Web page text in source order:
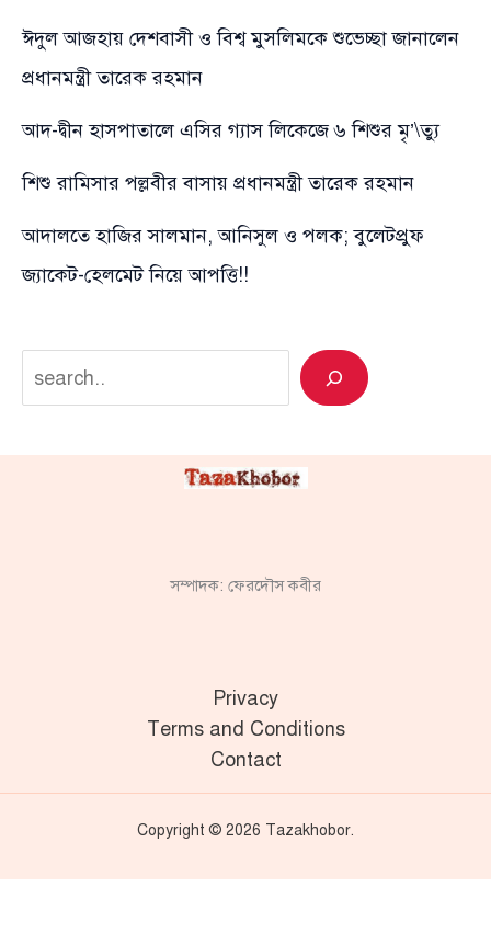
ঈদুল আজহায় দেশবাসী ও বিশ্ব মুসলিমকে শুভেচ্ছা জানালেন
প্রধানমন্ত্রী তারেক রহমান
আদ-দ্বীন হাসপাতালে এসির গ্যাস লিকেজে ৬ শিশুর মৃ’\ত্যু
শিশু রামিসার পল্লবীর বাসায় প্রধানমন্ত্রী তারেক রহমান
আদালতে হাজির সালমান, আনিসুল ও পলক; বুলেটপ্রুফ
জ্যাকেট-হেলমেট নিয়ে আপত্তি!!
Search
সম্পাদক: ফেরদৌস কবীর
Privacy
Terms and Conditions
Contact
Copyright © 2026 Tazakhobor.